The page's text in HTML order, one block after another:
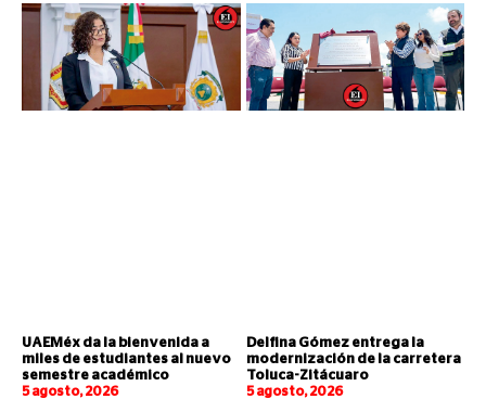
UAEMéx da la bienvenida a
miles de estudiantes al nuevo
semestre académico
5 agosto, 2026
Delfina Gómez entrega la
modernización de la carretera
Toluca-Zitácuaro
5 agosto, 2026